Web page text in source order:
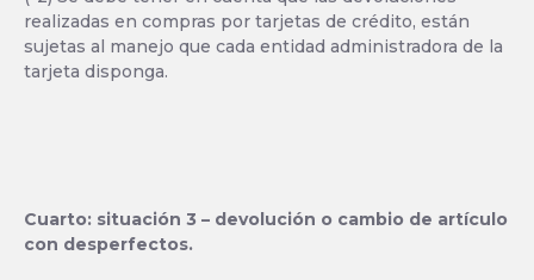
realizadas en compras por tarjetas de crédito, están
sujetas al manejo que cada entidad administradora de la
tarjeta disponga.
Cuarto: situación 3 – devolución o cambio de artículo
con desperfectos.